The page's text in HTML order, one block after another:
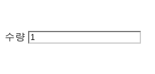
수량